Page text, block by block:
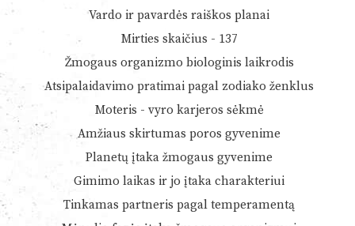
Vardo ir pavardės raiškos planai
Mirties skaičius - 137
Žmogaus organizmo biologinis laikrodis
Atsipalaidavimo pratimai pagal zodiako ženklus
Moteris - vyro karjeros sėkmė
Amžiaus skirtumas poros gyvenime
Planetų įtaka žmogaus gyvenime
Gimimo laikas ir jo įtaka charakteriui
Tinkamas partneris pagal temperamentą